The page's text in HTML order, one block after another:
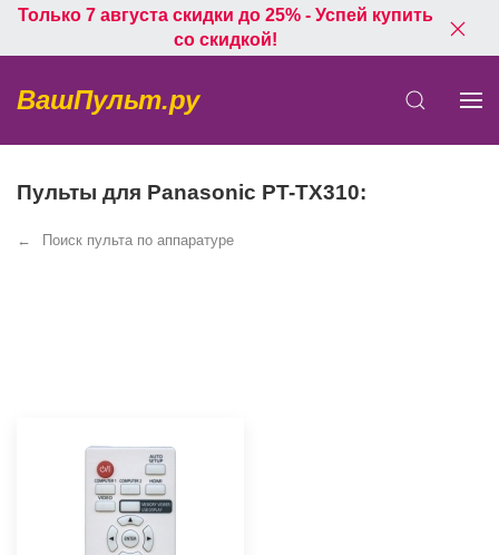
Только 7 августа скидки до 25% - Успей купить
со скидкой!
ВашПульт.ру
Пульты для Panasonic PT-TX310:
Поиск пульта по аппаратуре